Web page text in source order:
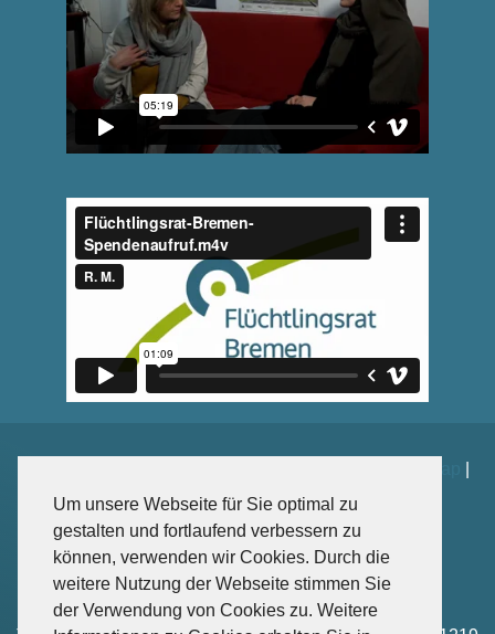
Um unsere Webseite für Sie optimal zu
gestalten und fortlaufend verbessern zu
können, verwenden wir Cookies. Durch die
weitere Nutzung der Webseite stimmen Sie
der Verwendung von Cookies zu. Weitere
Weiterführende Links
Sankt-Jürgen-Str. 102, 28203 Bremen